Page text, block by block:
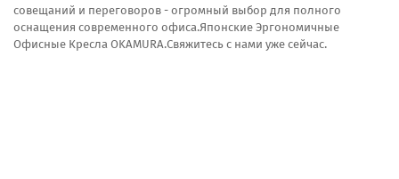
совещаний и переговоров - огромный выбор для полного
оснащения современного офиса.Японские Эргономичные
Офисные Кресла OKAMURA.Свяжитесь с нами уже сейчас.